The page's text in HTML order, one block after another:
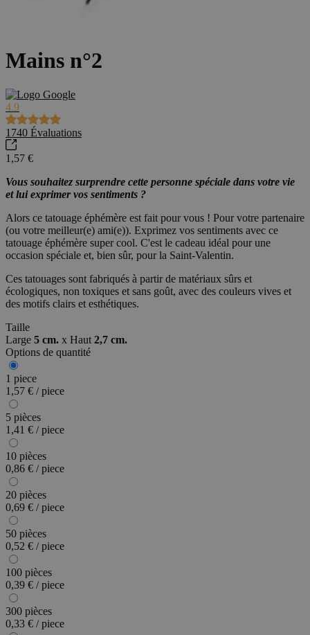
Mains n°2
4.9
1740 Évaluations
1,57 €
Vous souhaitez surprendre cette personne spéciale dans votre vie
et lui exprimer vos sentiments ?
Alors ce tatouage éphémère est fait pour vous ! Pour votre partenaire
(ou votre meilleur(e) ami(e)). Exprimez vos sentiments avec ce
tatouage éphémère super cool. C'est le cadeau idéal pour une
occasion spéciale et, bien sûr, pour la Saint-Valentin.
Ces tatouages sont fabriqués à partir de matériaux sûrs et
écologiques, non toxiques et sans goût, avec des couleurs vives et
des motifs clairs et esthétiques.
Taille
Large 5 cm. x Haut 2,7 cm.
Options de quantité
1 piece
1,57 € / piece
5 pièces
1,41 € / piece
10 pièces
0,86 € / piece
20 pièces
0,69 € / piece
50 pièces
0,52 € / piece
100 pièces
0,39 € / piece
300 pièces
0,33 € / piece